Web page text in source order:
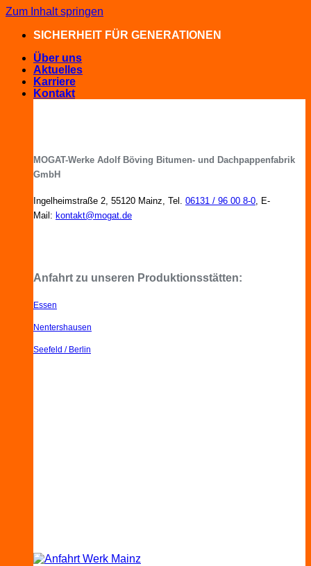
Zum Inhalt springen
SICHERHEIT FÜR GENERATIONEN
Über uns
Aktuelles
Karriere
Kontakt
MOGAT-Werke Adolf Böving Bitumen- und Dachpappenfabrik
GmbH
Ingelheimstraße 2, 55120 Mainz, Tel. 06131 / 96 00 8-0, E-
Mail: kontakt@mogat.de
Anfahrt zu unseren Produktionsstätten:
Essen
Nentershausen
Seefeld / Berlin